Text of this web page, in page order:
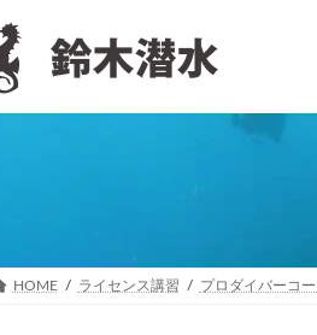
HOME ライセンス講習 プロダイバーコー